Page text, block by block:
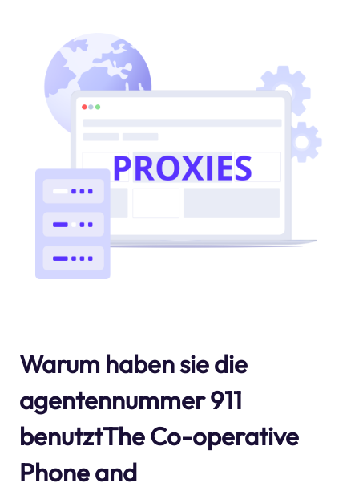
Warum haben sie die
agentennummer 911
benutztThe Co-operative
Phone and